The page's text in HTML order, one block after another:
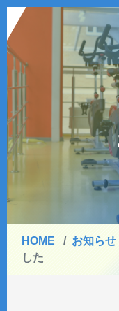
HOME お知らせ
した